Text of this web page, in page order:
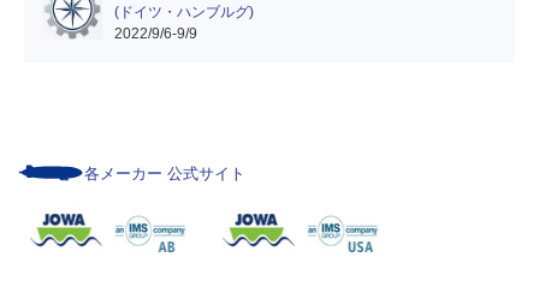
(ドイツ・ハンブルグ)
2022/9/6-9/9
各メーカー 公式サイト